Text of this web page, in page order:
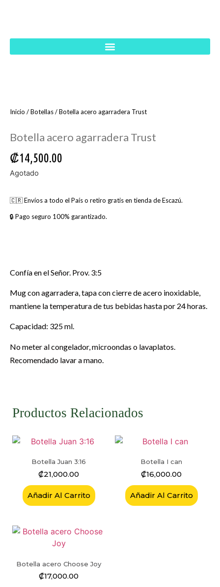
Confía en el Señor. Prov. 3:5
Mug con agarradera, tapa con cierre de acero inoxidable,
mantiene la temperatura de tus bebidas hasta por 24 horas.
Capacidad: 325 ml.
No meter al congelador, microondas o lavaplatos.
Recomendado lavar a mano.
Inicio /Botellas/ Botella acero agarradera Trust
Botella acero agarradera Trust
₡14,500.00
Agotado
🇨🇷 Envíos a todo el País o retiro gratis en tienda de Escazú.
🔒 Pago seguro 100% garantizado.
Productos Relacionados
Botella Juan 3:16
₡21,000.00
Añadir Al Carrito
Botella I can
₡16,000.00
Añadir Al Carrito
Botella acero Choose Joy
₡17,000.00